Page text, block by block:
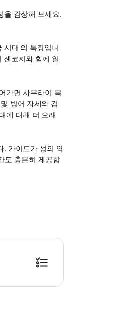
을 감상해 보세요.
시대'의 특징입니
젠코지와 함께 일
가면 사무라이 복
방어 자세와 검
에 대해 더 오래
. 가이드가 성의 역
도 충분히 제공합
르고 좁다는 점에 유의하시기 바랍니